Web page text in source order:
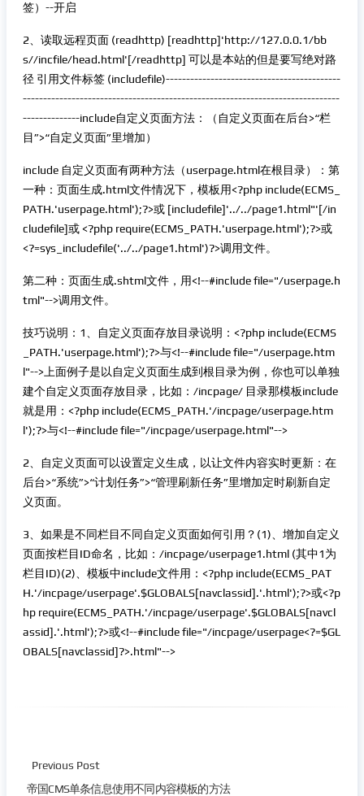
签）--开启
2、读取远程页面 (readhttp) [readhttp]'http://127.0.0.1/bb
s//incfile/head.html'[/readhttp] 可以是本站的但是要写绝对路
径 引用文件标签 (includefile)-------------------------------------------
------------------------------------------------------------------------------
--------------include自定义页面方法：（自定义页面在后台>“栏
目”>“自定义页面”里增加）
include 自定义页面有两种方法（userpage.html在根目录）：第
一种：页面生成.html文件情况下，模板用<?php include(ECMS_
PATH.'userpage.html');?>或 [includefile]'../../page1.html"'[/in
cludefile]或 <?php require(ECMS_PATH.'userpage.html');?>或
<?=sys_includefile('../../page1.html')?>调用文件。
第二种：页面生成.shtml文件，用<!--#include file="/userpage.h
tml"-->调用文件。
技巧说明：1、自定义页面存放目录说明：<?php include(ECMS
_PATH.'userpage.html');?>与<!--#include file="/userpage.htm
l"-->上面例子是以自定义页面生成到根目录为例，你也可以单独
建个自定义页面存放目录，比如：/incpage/ 目录那模板include
就是用：<?php include(ECMS_PATH.'/incpage/userpage.htm
l');?>与<!--#include file="/incpage/userpage.html"-->
2、自定义页面可以设置定义生成，以让文件内容实时更新：在
后台>“系统”>“计划任务”>“管理刷新任务”里增加定时刷新自定
义页面。
3、如果是不同栏目不同自定义页面如何引用？(1)、增加自定义
页面按栏目ID命名，比如：/incpage/userpage1.html (其中1为
栏目ID)(2)、模板中include文件用：<?php include(ECMS_PAT
H.'/incpage/userpage'.$GLOBALS[navclassid].'.html');?>或<?p
hp require(ECMS_PATH.'/incpage/userpage'.$GLOBALS[navcl
assid].'.html');?>或<!--#include file="/incpage/userpage<?=$GL
OBALS[navclassid]?>.html"-->
Previous Post
帝国CMS单条信息使用不同内容模板的方法